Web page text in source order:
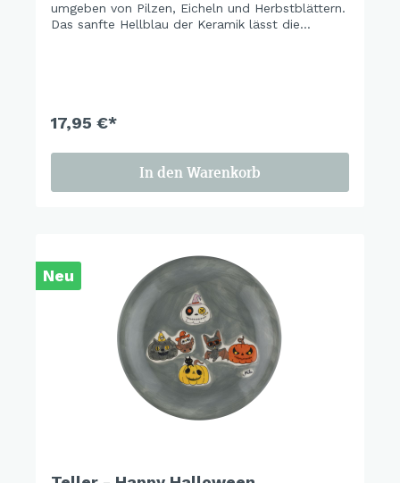
umgeben von Pilzen, Eicheln und Herbstblättern.
Das sanfte Hellblau der Keramik lässt die
17,95 €*
In den Warenkorb
Neu